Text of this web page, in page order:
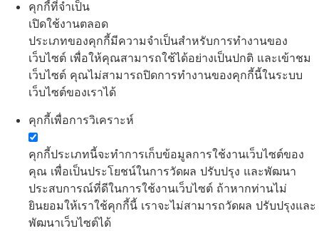
คุกกี้ที่จำเป็น
เปิดใช้งานตลอด
ประเภทของคุกกี้มีความจำเป็นสำหรับการทำงานของ
เว็บไซต์ เพื่อให้คุณสามารถใช้ได้อย่างเป็นปกติ และเข้าชม
เว็บไซต์ คุณไม่สามารถปิดการทำงานของคุกกี้นี้ในระบบ
เว็บไซต์ของเราได้
คุกกี้เพื่อการวิเคราะห์
คุกกี้ประเภทนี้จะทำการเก็บข้อมูลการใช้งานเว็บไซต์ของ
คุณ เพื่อเป็นประโยชน์ในการวัดผล ปรับปรุง และพัฒนา
ประสบการณ์ที่ดีในการใช้งานเว็บไซต์ ถ้าหากท่านไม่
ยินยอมให้เราใช้คุกกี้นี้ เราจะไม่สามารถวัดผล ปรับปรุงและ
พัฒนาเว็บไซต์ได้